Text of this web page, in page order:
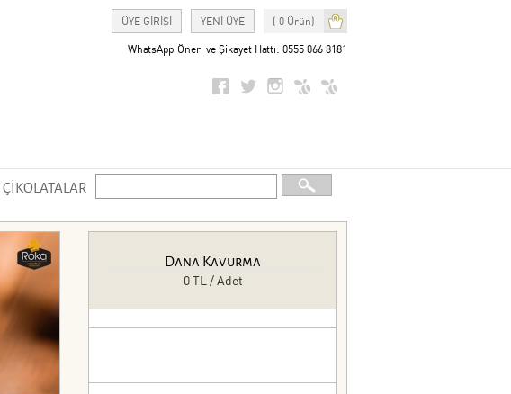
ÜYE GİRİŞİ YENİ ÜYE ( 0 Ürün)
WhatsApp Öneri ve Şikayet Hattı: 0555 066 8181
ÇİKOLATALAR
Dana Kavurma
0 TL / Adet